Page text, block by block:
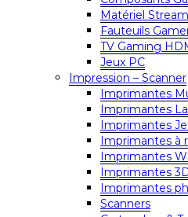
Matériel
Fauteuils
TV Gaming
Jeux PC
Impression – Scanner
Imprimantes
Imprimantes
Imprimantes
Imprimantes à
Imprimantes
Imprimantes
Imprimantes
Scanners